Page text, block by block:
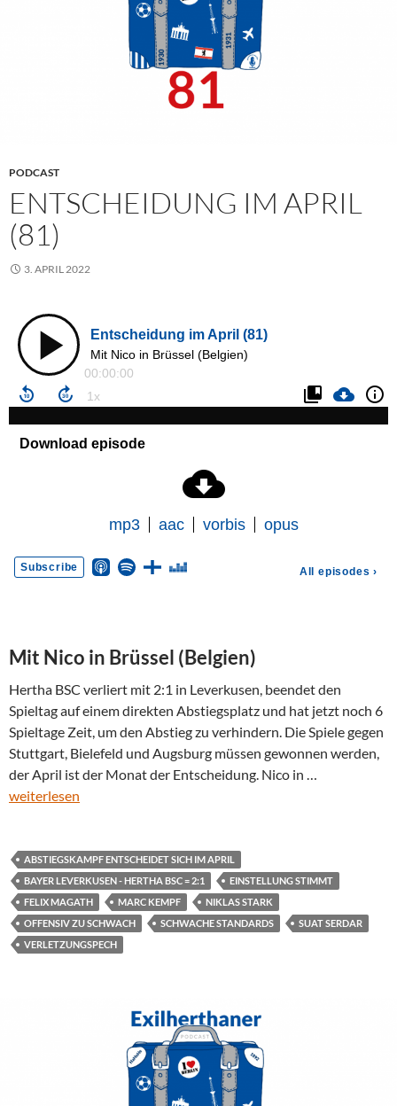
PODCAST
ENTSCHEIDUNG IM APRIL
(81)
3. APRIL 2022
Mit Nico in Brüssel (Belgien)
Hertha BSC verliert mit 2:1 in Leverkusen, beendet den
Spieltag auf einem direkten Abstiegsplatz und hat jetzt noch 6
Spieltage Zeit, um den Abstieg zu verhindern. Die Spiele gegen
Stuttgart, Bielefeld und Augsburg müssen gewonnen werden,
der April ist der Monat der Entscheidung. Nico in …
weiterlesen
ABSTIEGSKAMPF ENTSCHEIDET SICH IM APRIL
BAYER LEVERKUSEN - HERTHA BSC = 2:1
EINSTELLUNG STIMMT
FELIX MAGATH
MARC KEMPF
NIKLAS STARK
OFFENSIV ZU SCHWACH
SCHWACHE STANDARDS
SUAT SERDAR
VERLETZUNGSPECH